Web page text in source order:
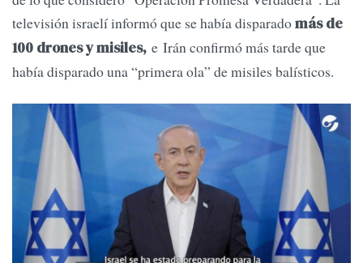
televisión israelí informó que se había disparadomás de
100 drones y misiles, e Irán confirmó más tarde que
había disparado una “primera ola” de misiles balísticos.